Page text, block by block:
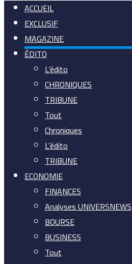
ACCUEIL
EXCLUSIF
MAGAZINE
ÉDITO
L’édito
CHRONIQUES
TRIBUNE
Tout
Chroniques
L’édito
TRIBUNE
ECONOMIE
FINANCES
Analyses UNIVERSNEWS
BOURSE
BUSINESS
Tout